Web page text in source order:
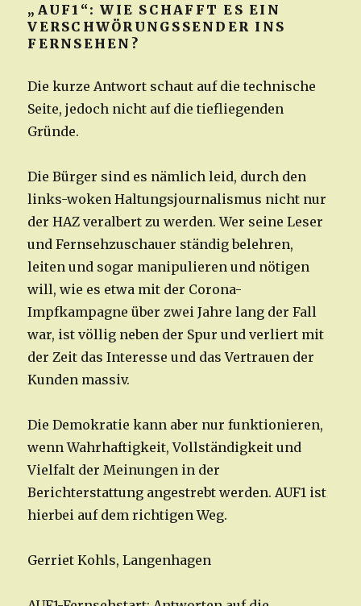
„AUF1“: WIE SCHAFFT ES EIN
VERSCHWÖRUNGSSENDER INS
FERNSEHEN?
Die kurze Antwort schaut auf die technische
Seite, jedoch nicht auf die tiefliegenden
Gründe.
Die Bürger sind es nämlich leid, durch den
links-woken Haltungsjournalismus nicht nur
der HAZ veralbert zu werden. Wer seine Leser
und Fernsehzuschauer ständig belehren,
leiten und sogar manipulieren und nötigen
will, wie es etwa mit der Corona-
Impfkampagne über zwei Jahre lang der Fall
war, ist völlig neben der Spur und verliert mit
der Zeit das Interesse und das Vertrauen der
Kunden massiv.
Die Demokratie kann aber nur funktionieren,
wenn Wahrhaftigkeit, Vollständigkeit und
Vielfalt der Meinungen in der
Berichterstattung angestrebt werden. AUF1 ist
hierbei auf dem richtigen Weg.
Gerriet Kohls, Langenhagen